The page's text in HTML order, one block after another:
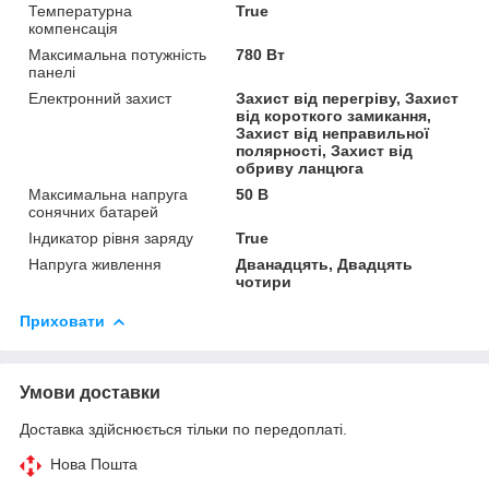
Температурна
компенсація
True
Максимальна потужність
панелі
780 Вт
Електронний захист
Захист від перегріву, Захист
від короткого замикання,
Захист від неправильної
полярності, Захист від
обриву ланцюга
Максимальна напруга
сонячних батарей
50 В
Індикатор рівня заряду
True
Напруга живлення
Дванадцять, Двадцять
чотири
Приховати
Умови доставки
Доставка здійснюється тільки по передоплаті.
Нова Пошта